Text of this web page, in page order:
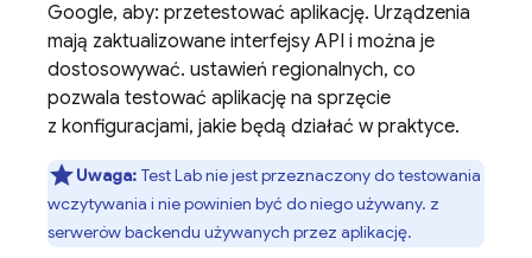
Google, aby: przetestować aplikację. Urządzenia
mają zaktualizowane interfejsy API i można je
dostosowywać. ustawień regionalnych, co
pozwala testować aplikację na sprzęcie
z konfiguracjami, jakie będą działać w praktyce.
Uwaga: Test Labnie jest przeznaczony do testowania
wczytywania i nie powinien być do niego używany. z
serwerów backendu używanych przez aplikację.